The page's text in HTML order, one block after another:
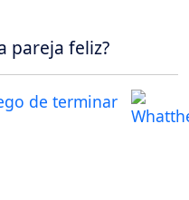
pareja feliz?